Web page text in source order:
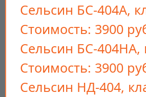
Сельсин БС-404А,
Стоимость: 3900
Сельсин БС-404НА,
Стоимость: 3900
Сельсин НД-404,